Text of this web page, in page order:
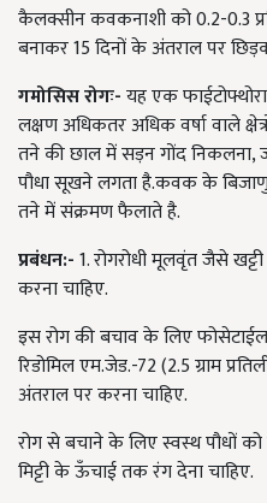
कैलक्सीन कवकनाशी को0.2-0.3
बनाकर15दिनों के अंतराल पर
गमोसिस रोगः-यह एक
लक्षण अधिकतर अधिक वर्षा वाले
तने की छाल में सड़न गोंद निकलना,
पौधा सूखने लगता है.कवक के बिजाणु
तने में संक्रमण फैलाते है.
प्रबंधन:-1.रोगरोधी मूलवृंत जैसे खट्टी
करना चाहिए.
इस रोग की बचाव के लिए
रिडोमिल एम.जेड.-72 (2.5ग्राम
अंतराल पर करना चाहिए.
रोग से बचाने के लिए स्वस्थ पौधों को
मिट्टी के ऊॅंचाई तक रंग देना चाहिए.